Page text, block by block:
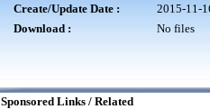
Create/Update Date :
2015-11-
Download :
No files
Sponsored Links / Related